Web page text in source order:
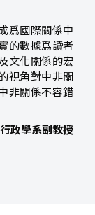
爲國際關係中
的數據爲讀者
文化關係的宏
視角對中非關
非關係不容錯
政學系副教授